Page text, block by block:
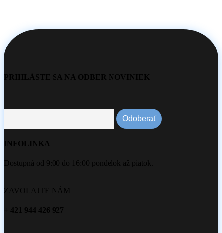
PRIHLÁSTE SA NA ODBER NOVINIEK
INFOLINKA
Dostupná od 9:00 do 16:00 pondelok až piatok.
ZAVOLAJTE NÁM
+ 421 944 426 927